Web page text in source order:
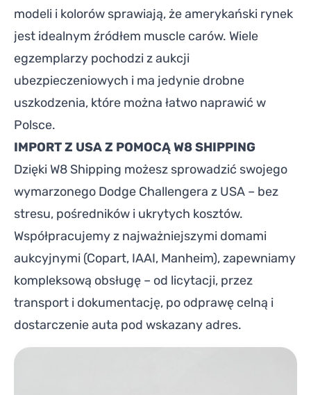
modeli i kolorów sprawiają, że amerykański rynek
jest idealnym źródłem muscle carów. Wiele
egzemplarzy pochodzi z aukcji
ubezpieczeniowych i ma jedynie drobne
uszkodzenia, które można łatwo naprawić w
Polsce.
IMPORT Z USA Z POMOCĄ W8 SHIPPING
Dzięki W8 Shipping możesz sprowadzić swojego
wymarzonego Dodge Challengera z USA – bez
stresu, pośredników i ukrytych kosztów.
Współpracujemy z najważniejszymi domami
aukcyjnymi (Copart, IAAI, Manheim), zapewniamy
kompleksową obsługę – od licytacji, przez
transport i dokumentację, po odprawę celną i
dostarczenie auta pod wskazany adres.